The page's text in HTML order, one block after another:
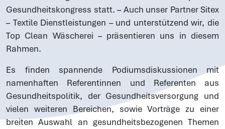
Gesundheitskongress statt. – Auch unser Partner Sitex
– Textile Dienstleistungen – und unterstützend wir, die
Top Clean Wäscherei – präsentieren uns in diesem
Rahmen.
Es finden spannende Podiumsdiskussionen mit
namenhaften Referentinnen und Referenten aus
Gesundheitspolitik, der Gesundheitsversorgung und
vielen weiteren Bereichen, sowie Vorträge zu einer
breiten Auswahl an gesundheitsbezogenen Themen